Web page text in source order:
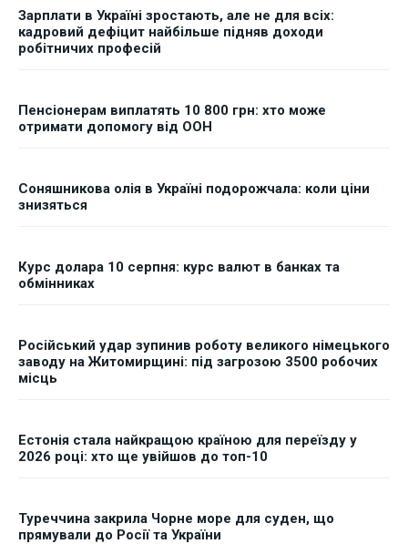
Зарплати в Україні зростають, але не для всіх:
кадровий дефіцит найбільше підняв доходи
робітничих професій
Пенсіонерам виплатять 10 800 грн: хто може
отримати допомогу від ООН
Соняшникова олія в Україні подорожчала: коли ціни
знизяться
Курс долара 10 серпня: курс валют в банках та
обмінниках
Російський удар зупинив роботу великого німецького
заводу на Житомирщині: під загрозою 3500 робочих
місць
Естонія стала найкращою країною для переїзду у
2026 році: хто ще увійшов до топ-10
Туреччина закрила Чорне море для суден, що
прямували до Росії та України